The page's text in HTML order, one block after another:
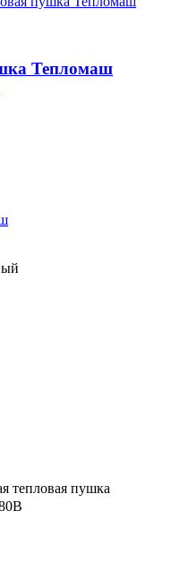
Тепломаш
тепловая пушка